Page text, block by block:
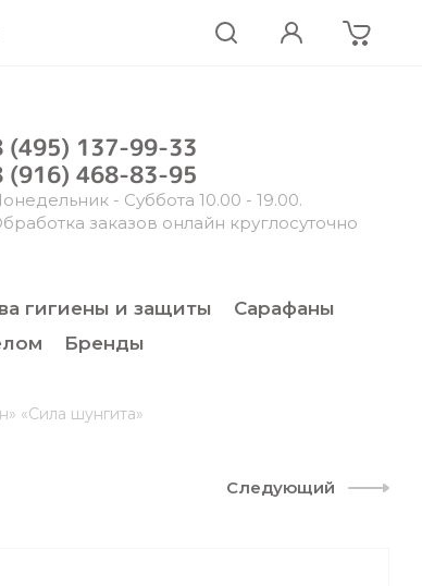
(495) 137-99-33
(916) 468-83-95
- Суббота 10.00 - 19.00.
заказов онлайн круглосуточно
гигиены и защиты
Сарафаны
Бренды
«Сила шунгита»
Следующий